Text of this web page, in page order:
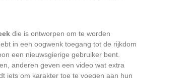
die is ontworpen om te worden
in een oogwenk toegang tot de rijkdom
een nieuwsgierige gebruiker bent.
anderen geven een video wat extra
iets om karakter toe te voegen aan hun